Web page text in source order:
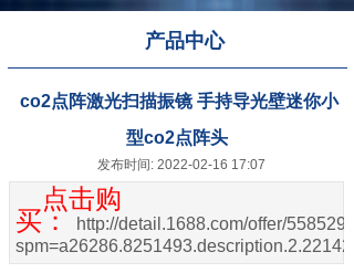
产品中心
co2点阵激光扫描振镜 手持导光壁迷你小
型co2点阵头
发布时间: 2022-02-16 17:07
点击购
买： http://detail.1688.com/offer/